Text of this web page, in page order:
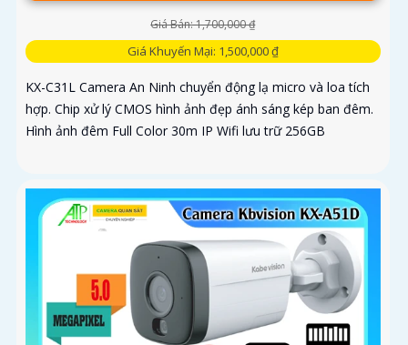
Giá Bán: 1,700,000 ₫
Giá Khuyến Mại: 1,500,000 ₫
KX-C31L Camera An Ninh chuyển động lạ micro và loa tích
hợp. Chip xử lý CMOS hình ảnh đẹp ánh sáng kép ban đêm.
Hình ảnh đêm Full Color 30m IP Wifi lưu trữ 256GB